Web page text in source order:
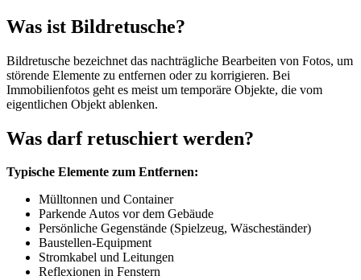
Was ist Bildretusche?
Bildretusche bezeichnet das nachträgliche Bearbeiten von Fotos, um
störende Elemente zu entfernen oder zu korrigieren. Bei
Immobilienfotos geht es meist um temporäre Objekte, die vom
eigentlichen Objekt ablenken.
Was darf retuschiert werden?
Typische Elemente zum Entfernen:
Mülltonnen und Container
Parkende Autos vor dem Gebäude
Persönliche Gegenstände (Spielzeug, Wäscheständer)
Baustellen-Equipment
Stromkabel und Leitungen
Reflexionen in Fenstern